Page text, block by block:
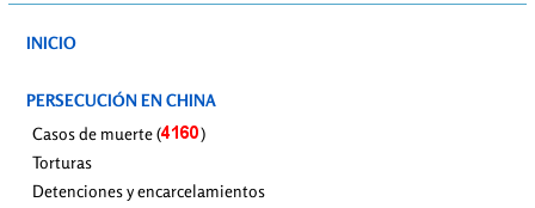
INICIO
PERSECUCIÓN EN CHINA
Casos de muerte (
)
Torturas
Detenciones y encarcelamientos